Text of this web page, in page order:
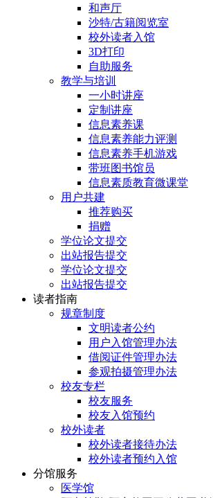
和声厅
沙特/古籍阅览室
校外读者入馆
3D打印
自助服务
教学与培训
一小时讲座
定制讲座
信息素养课
信息素养能力评测
信息素养手机游戏
带班图书馆员
信息素质教育微课堂
用户共建
推荐购买
捐赠
学位论文提交
出站报告提交
学位论文提交
出站报告提交
读者指南
规章制度
文明读者公约
用户入馆管理办法
借阅证件管理办法
参观拍摄管理办法
校友专栏
校友服务
校友入馆预约
校外读者
校外读者接待办法
校外读者预约入馆
分馆服务
医学馆